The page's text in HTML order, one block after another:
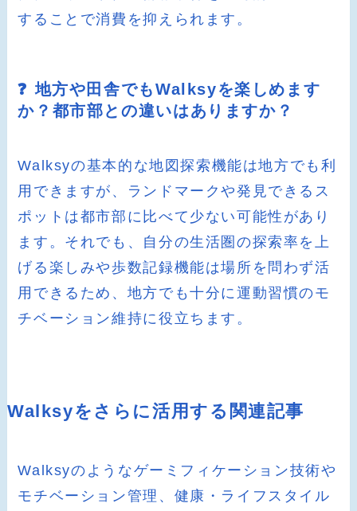
することで消費を抑えられます。
❓ 地方や田舎でもWalksyを楽しめます
か？都市部との違いはありますか？
Walksyの基本的な地図探索機能は地方でも利
用できますが、ランドマークや発見できるス
ポットは都市部に比べて少ない可能性があり
ます。それでも、自分の生活圏の探索率を上
げる楽しみや歩数記録機能は場所を問わず活
用できるため、地方でも十分に運動習慣のモ
チベーション維持に役立ちます。
Walksyをさらに活用する関連記事
Walksyのようなゲーミフィケーション技術や
モチベーション管理、健康・ライフスタイル